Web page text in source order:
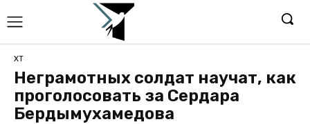
ХТ
Неграмотных солдат научат, как
проголосовать за Сердара
Бердымухамедова